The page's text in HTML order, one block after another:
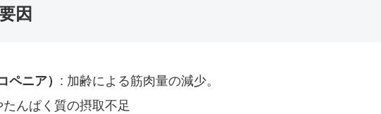
因
ペニア） : 加齢による筋肉量の減少。
んぱく質の摂取不足